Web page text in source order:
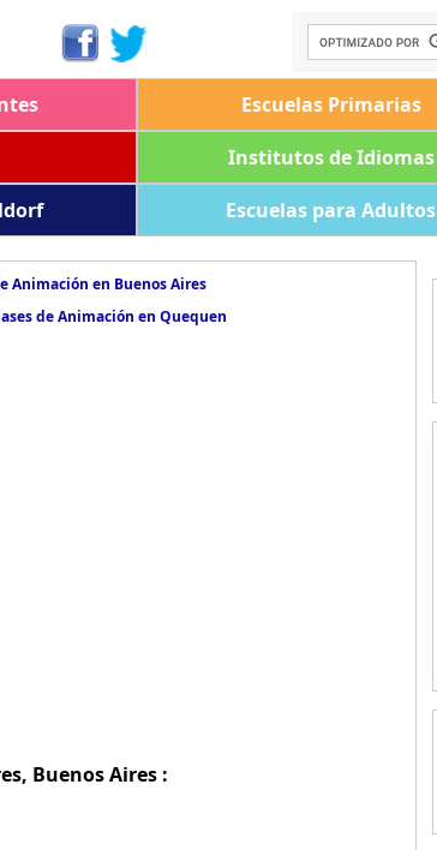
Escuelas Primarias
Institutos de Idiomas
Escuelas para Adultos
Animación en Buenos Aires
de Animación en Quequen
Buenos Aires :